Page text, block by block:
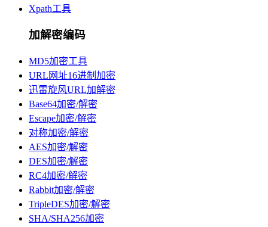
Xpath工具
加解密编码
MD5加密工具
URL网址16进制加密
迅雷旋风URL加解密
Base64加密/解密
Escape加密/解密
对称加密/解密
AES加密/解密
DES加密/解密
RC4加密/解密
Rabbit加密/解密
TripleDES加密/解密
SHA/SHA256加密